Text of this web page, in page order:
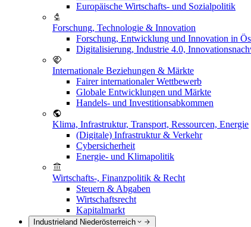
Europäische Wirtschafts- und Sozialpolitik
Forschung, Technologie & Innovation
Forschung, Entwicklung und Innovation in
Digitalisierung, Industrie 4.0,
Internationale Beziehungen & Märkte
Fairer internationaler Wettbewerb
Globale Entwicklungen und Märkte
Handels- und Investitionsabkommen
Klima, Infrastruktur, Transport, Ressourcen, Energie
(Digitale) Infrastruktur & Verkehr
Cybersicherheit
Energie- und Klimapolitik
Wirtschafts-, Finanzpolitik & Recht
Steuern & Abgaben
Wirtschaftsrecht
Kapitalmarkt
Industrieland Niederösterreich